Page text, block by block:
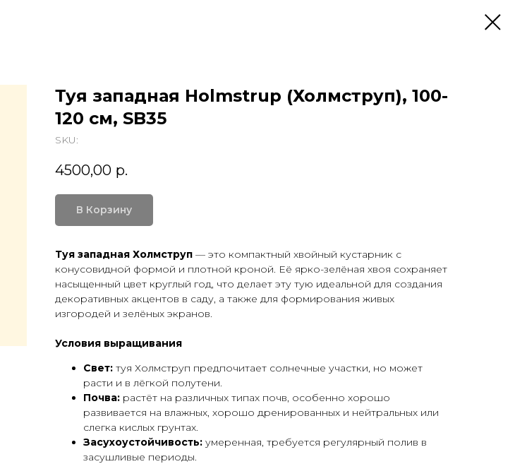
Туя западная Holmstrup (Холмструп), 100-
120 см, SB35
SKU:
4500,00 р.
В Корзину
Туя западная Холмструп — это компактный хвойный кустарник с
конусовидной формой и плотной кроной. Её ярко-зелёная хвоя сохраняет
насыщенный цвет круглый год, что делает эту тую идеальной для создания
декоративных акцентов в саду, а также для формирования живых
изгородей и зелёных экранов.
Условия выращивания
Свет: туя Холмструп предпочитает солнечные участки, но может
расти и в лёгкой полутени.
Почва: растёт на различных типах почв, особенно хорошо
развивается на влажных, хорошо дренированных и нейтральных или
слегка кислых грунтах.
Засухоустойчивость: умеренная, требуется регулярный полив в
засушливые периоды.